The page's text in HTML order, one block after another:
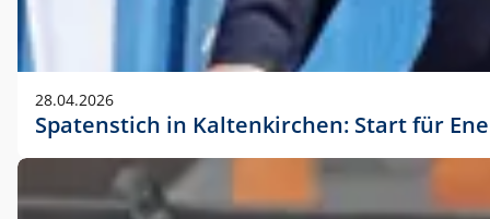
28.04.2026
Spatenstich in Kaltenkirchen: Start für